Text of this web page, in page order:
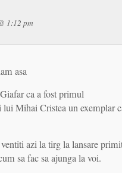
1:12 pm
asa
ca a fost primul
lui Mihai Cristea un exemplar
azi la tirg la lansare
sa fac sa ajunga la voi.